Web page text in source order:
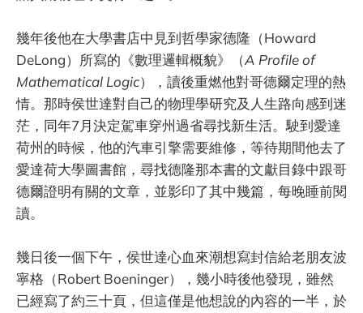
幾年後他在大學書店中見到哲學家德隆（Howard
DeLong）所寫的《數理邏輯概貌》（A Profile of
Mathematical Logic），讀後重燃他對哥德爾定理的熱
情。那時侯世達對自己的物理學研究及人生路向感到迷
茫，同年7月決定駕車穿州過省尋找新生活。駛到愛達
荷州的時候，他的汽車引擎需要維修，等待期間他去了
愛達荷大學圖書館，尋找德隆那本書的文獻目錄中跟哥
德爾證明有關的文章，並影印了其中幾篇，每晚睡前閱
讀。
幾日後一個下午，侯世達心血來潮想寫封信給老朋友波
寧格（Robert Boeninger），幾小時後他發現，雖然
已經寫了約三十頁，但這僅是他想說的內容的一半，於